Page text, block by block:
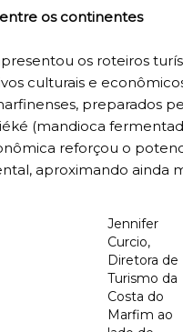
os continentes
os roteiros
culturais e
preparados
(mandioca
reforçou o
aproximando ainda
Jennifer
Curcio,
Diretora de
Turismo da
Costa do
Marfim ao